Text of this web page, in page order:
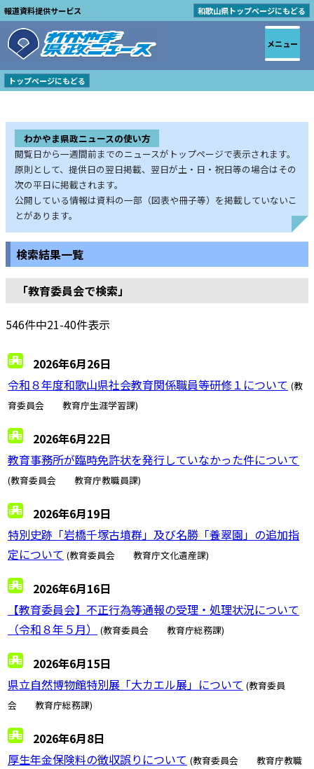
報道資料提供サービス 和歌山県トップページにもどる
トップページにもどる
わかやま県政ニュースの使い方
閲覧日から一週間前までのニュースがトップページで表示されます。
原則として、提供日の翌日掲載、翌日が土・日・祝日等の場合はその
次の平日に掲載されます。
公開している情報は資料の一部（図表や冊子等）を掲載していないこ
とがあります。
検索結果一覧
「教育委員会で検索」
546件中21-40件表示
2026年6月26日
令和８年度和歌山県社会教育関係職員等研修１について (教
育委員会 教育庁生涯学習課)
2026年6月22日
教育事務所が臨時免許状を発行していなかった件について
(教育委員会 教育庁教職員課)
2026年6月19日
特別史跡「岩橋千塚古墳群」及び名勝「養翠園」の追加指
定について (教育委員会 教育庁文化遺産課)
2026年6月16日
【教育委員会】不正行為等通報の受理・処理状況について
（令和８年５月）
(教育委員会 教育庁総務課)
2026年6月15日
県立自然博物館特別展「大カエル展」について (教育委員
会 教育庁総務課)
2026年6月8日
厚生年金保険料の徴収誤りについて (教育委員会 教育庁教職
メニュー